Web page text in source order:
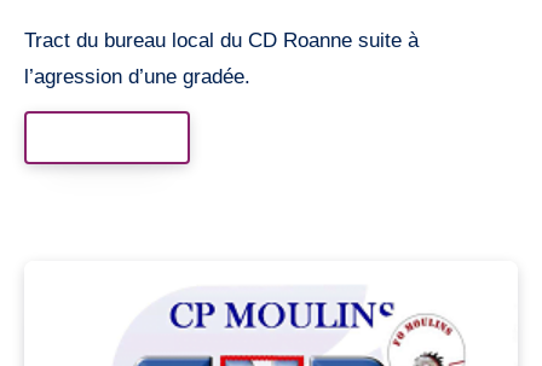
Tract du bureau local du CD Roanne suite à
l’agression d’une gradée.